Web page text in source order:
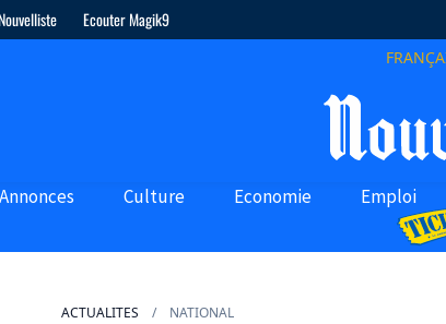
Ecouter Magik9
Annonces Culture Economie Emploi
ACTUALITES NATIONAL